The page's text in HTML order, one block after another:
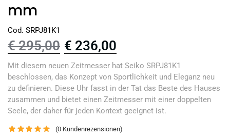
mm
Cod. SRPJ81K1
€295,00 € 236,00
Mit diesem neuen Zeitmesser hat Seiko SRPJ81K1
beschlossen, das Konzept von Sportlichkeit und Eleganz neu
zu definieren. Diese Uhr fasst in der Tat das Beste des Hauses
zusammen und bietet einen Zeitmesser mit einer doppelten
Seele, der daher für jeden Kontext geeignet ist.
(0 Kundenrezensionen)